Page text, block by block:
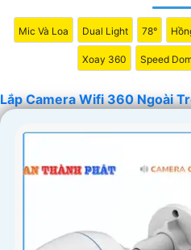
'
Mic Và Loa Dual Light 78°
Xoay 360 Speed
Lắp Camera Wifi 360 Ngoài